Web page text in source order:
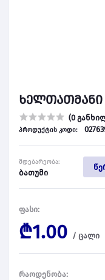
ხელთათმანი
(0
პროდუქტის კოდი:
მდებარეობა:
ბათუმი
ფასი:
₾1.00 / ცალი
რაოდენობა: